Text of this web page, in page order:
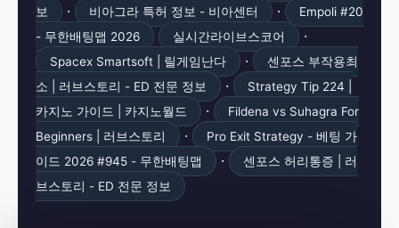
보
· 비아그라 특허 정보 - 비아센터 ·
Empoli #20
- 무한배팅맵 2026
실시간라이브스코어 ·
Spacex Smartsoft | 릴게임난다 ·
센포스 부작용최
소 | 러브스토리 - ED 전문 정보
·
Strategy Tip 224 |
카지노 가이드 | 카지노월드
·
Fildena vs Suhagra For
Beginners | 러브스토리
·
Pro Exit Strategy - 베팅 가
이드 2026 #945 - 무한배팅맵
·
센포스 허리통증 | 러
브스토리 - ED 전문 정보